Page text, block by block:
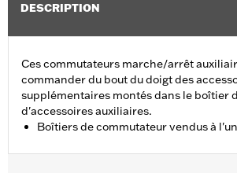
DESCRIPTION
Ces commutateurs marche/arrêt
commander du bout du doigt des
supplémentaires montés dans le boîtier
d'accessoires auxiliaires.
Boîtiers de commutateur vendus à